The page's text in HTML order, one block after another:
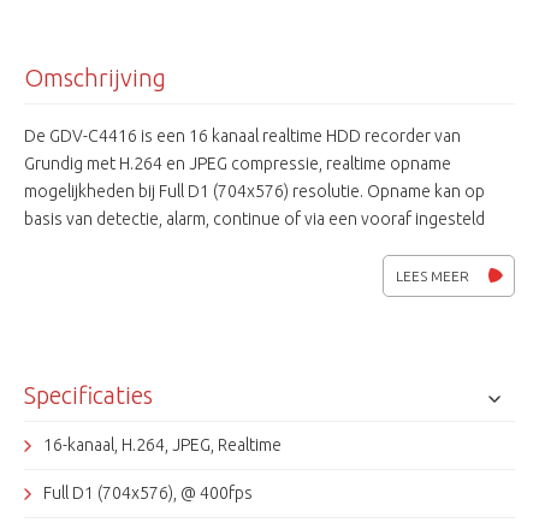
Omschrijving
De GDV-C4416 is een 16 kanaal realtime HDD recorder van
Grundig met H.264 en JPEG compressie, realtime opname
mogelijkheden bij Full D1 (704x576) resolutie. Opname kan op
basis van detectie, alarm, continue of via een vooraf ingesteld
16 alarm-ingangen, DVD-RW, netwerk poort, RS-485 en 2 USB2.0
poorten. CMS software wordt meegeleverd. Webbrowser is o.a.
beschikbaar.
LEES MEER
Specificaties
16-kanaal, H.264, JPEG, Realtime
Full D1 (704x576), @ 400fps